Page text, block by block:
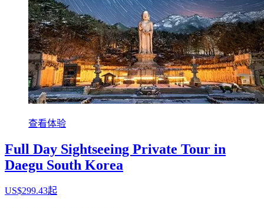
查看体验
Full Day Sightseeing Private Tour in
Daegu South Korea
US$299.43起